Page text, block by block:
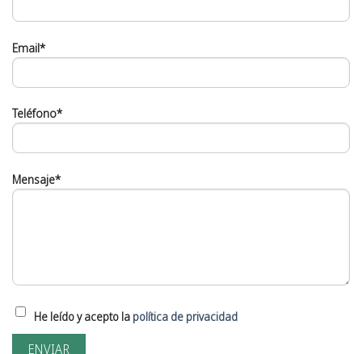
Email*
Teléfono*
Mensaje*
He leído y acepto la política de privacidad